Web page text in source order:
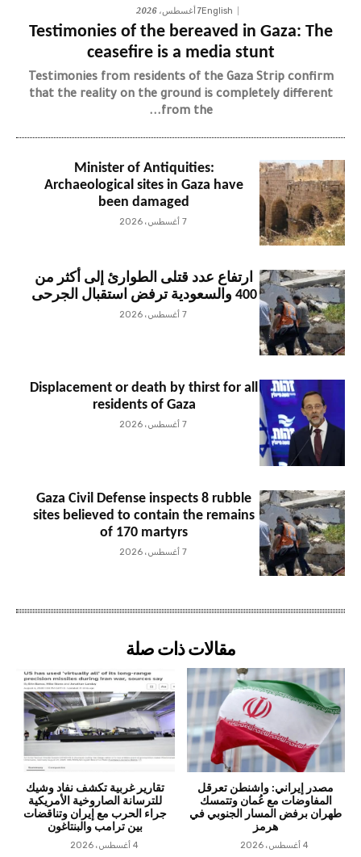
English7 أغسطس، 2026
Testimonies of the bereaved in Gaza: The
ceasefire is a media stunt
Testimonies from residents of the Gaza Strip confirm
that the reality on the ground is completely different
from the...
Minister of Antiquities:
Archaeological sites in Gaza have
been damaged
7 أغسطس، 2026
ارتفاع عدد قتلى الطوارئ إلى أكثر من
400 والسعودية ترفض استقبال الجرحى
7 أغسطس، 2026
Displacement or death by thirst for all
residents of Gaza
7 أغسطس، 2026
Gaza Civil Defense inspects 8 rubble
sites believed to contain the remains
of 170 martyrs
7 أغسطس، 2026
مقالات ذات صلة
مصدر إيراني: واشنطن تعرقل
المفاوضات مع عُمان وتتمسك
طهران برفض المسار الجنوبي في
هرمز
4 أغسطس، 2026
تقارير غربية تكشف نفاد وشيك
للترسانة الصاروخية الأمريكية
جراء الحرب مع إيران وتناقضات
بين ترامب والبنتاغون
4 أغسطس، 2026